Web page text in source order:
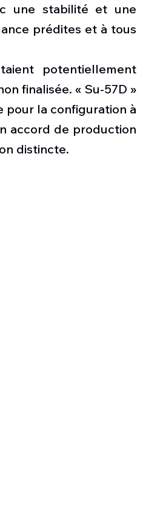
une stabilité et une
prédites et à tous
potentiellement
finalisée. « Su-57D »
la configuration à
accord de production
distincte.